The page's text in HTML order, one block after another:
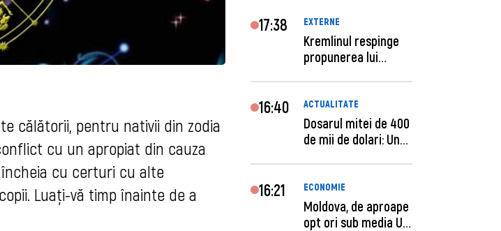
călătorii, pentru nativii din zodia
cu un apropiat din cauza
cu certuri cu alte
Luați-vă timp înainte de a
17:38 EXTERNE
Kremlinul respinge
propunerea lui
16:40 ACTUALITATE
Dosarul mitei de 400
de mii de dolari: Un
16:21 ECONOMIE
Moldova, de aproape
opt ori sub media UE